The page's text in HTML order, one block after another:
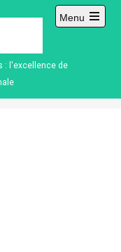
: l'excellence de
Menu
Open